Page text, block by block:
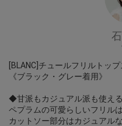
[BLANC]チュールフリルトップ
《ブラック・グレー着用》
◆甘派もカジュアル派も使え
ペプラムの可愛らしいフリル
カットソー部分はカジュアル